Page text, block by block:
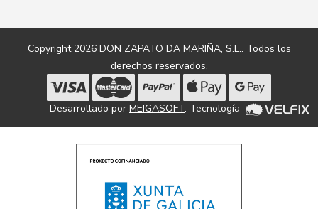
Copyright 2026 DON ZAPATO DA MARIÑA, S.L.. Todos los
derechos reservados.
Desarrollado por MEIGASOFT. Tecnología